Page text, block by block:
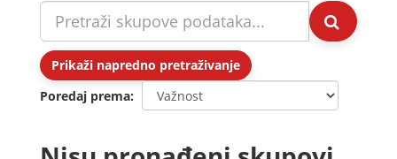
Prikaži napredno pretraživanje
Poredaj prema